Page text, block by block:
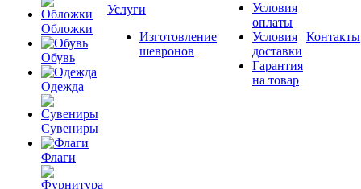
Обложки
Обувь
Одежда
Сувениры
Флаги
Услуги
Изготовление
шевронов
Условия
оплаты
Условия
доставки
Гарантия
на товар
Контакты